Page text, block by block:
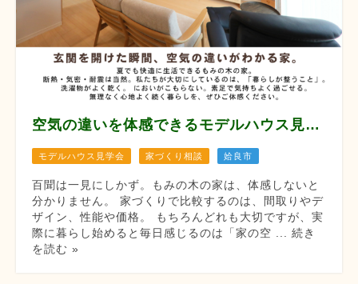
空気の違いを体感できるモデルハウス見学会 【8月12/13/14/22/23/29/30】
モデルハウス見学会 家づくり相談 姶良市
百聞は一見にしかず。もみの木の家は、体感しないと
分かりません。 家づくりで比較するのは、間取りやデ
ザイン、性能や価格。 もちろんどれも大切ですが、実
際に暮らし始めると毎日感じるのは「家の空 ... 続き
を読む »